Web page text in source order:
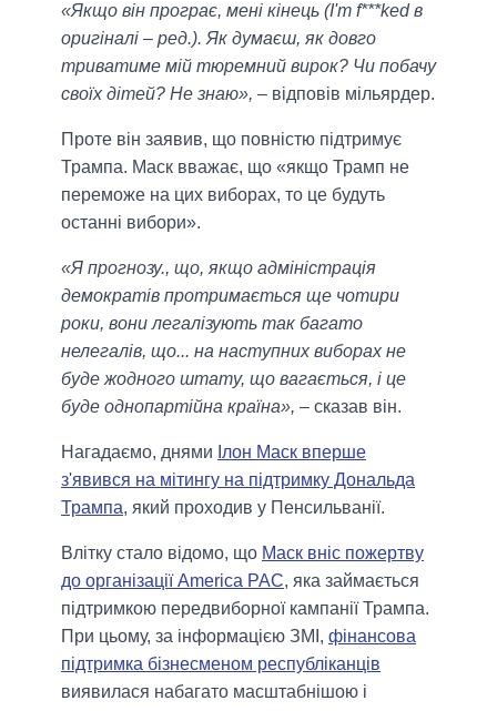
«Якщо він програє, мені кінець (I'm f***ked в
оригіналі – ред.). Як думаєш, як довго
триватиме мій тюремний вирок? Чи побачу
своїх дітей? Не знаю», – відповів мільярдер.
Проте він заявив, що повністю підтримує
Трампа. Маск вважає, що «якщо Трамп не
переможе на цих виборах, то це будуть
останні вибори».
«Я прогнозу., що, якщо адміністрація
демократів протримається ще чотири
роки, вони легалізують так багато
нелегалів, що... на наступних виборах не
буде жодного штату, що вагається, і це
буде однопартійна країна», – сказав він.
Нагадаємо, днями Ілон Маск вперше
з'явився на мітингу на підтримку Дональда
Трампа, який проходив у Пенсильванії.
Влітку стало відомо, що Маск вніс пожертву
до організації America PAC, яка займається
підтримкою передвиборної кампанії Трампа.
При цьому, за інформацією ЗМІ, фінансова
підтримка бізнесменом республіканців
виявилася набагато масштабнішою і